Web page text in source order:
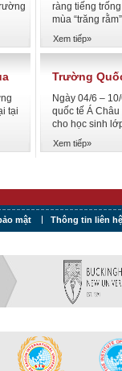
ràng tiếng
mùa “trăng
Xem tiếp»
tại
Trường
chức buổi
trình tiểu
Ngày 04/6 –
quốc tế Á
cho học sinh
Xem tiếp»
mật Thông tin liên hệ